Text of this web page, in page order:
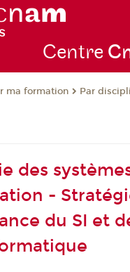
Centre
ma formation Par
des
-
du SI et